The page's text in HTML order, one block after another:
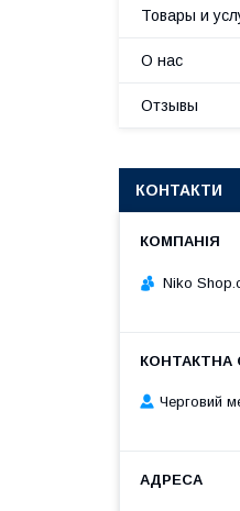
Товары и
О нас
Отзывы
КОНТАКТИ
Niko
Черговий